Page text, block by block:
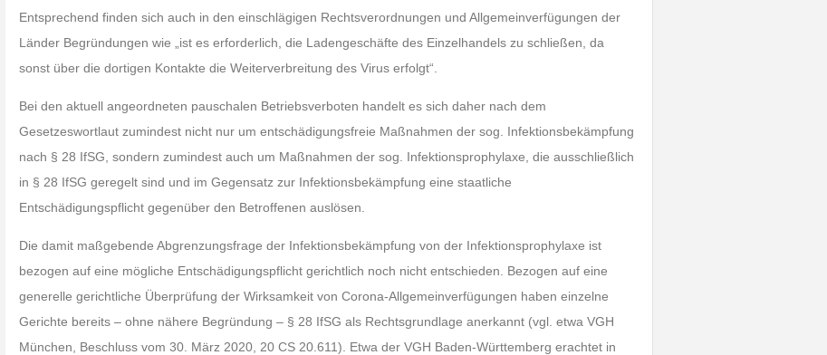
Entsprechend finden sich auch in den einschlägigen Rechtsverordnungen und Allgemeinverfügungen der
Länder Begründungen wie „ist es erforderlich, die Ladengeschäfte des Einzelhandels zu schließen, da
sonst über die dortigen Kontakte die Weiterverbreitung des Virus erfolgt“.
Bei den aktuell angeordneten pauschalen Betriebsverboten handelt es sich daher nach dem
Gesetzeswortlaut zumindest nicht nur um entschädigungsfreie Maßnahmen der sog. Infektionsbekämpfung
nach § 28 IfSG, sondern zumindest auch um Maßnahmen der sog. Infektionsprophylaxe, die ausschließlich
in § 28 IfSG geregelt sind und im Gegensatz zur Infektionsbekämpfung eine staatliche
Entschädigungspflicht gegenüber den Betroffenen auslösen.
Die damit maßgebende Abgrenzungsfrage der Infektionsbekämpfung von der Infektionsprophylaxe ist
bezogen auf eine mögliche Entschädigungspflicht gerichtlich noch nicht entschieden. Bezogen auf eine
generelle gerichtliche Überprüfung der Wirksamkeit von Corona-Allgemeinverfügungen haben einzelne
Gerichte bereits – ohne nähere Begründung – § 28 IfSG als Rechtsgrundlage anerkannt (vgl. etwa VGH
München, Beschluss vom 30. März 2020, 20 CS 20.611). Etwa der VGH Baden-Württemberg erachtet in